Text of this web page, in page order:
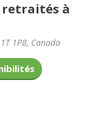
retraités à
1P8, Canada